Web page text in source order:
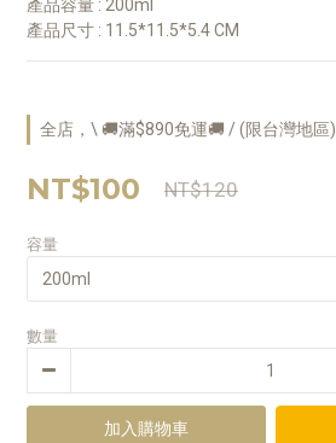
產品容量 : 200ml
產品尺寸 : 11.5*11.5*5.4 CM
全店，\ 🚚滿$890免運🚚 / (限台灣地區)
NT$100 NT$120
容量
數量
加入購物車